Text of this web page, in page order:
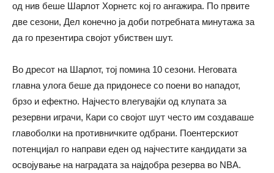
од нив беше Шарлот Хорнетс кој го ангажира. По првите
две сезони, Дел конечно ја доби потребната минутажа за
да го презентира својот убиствен шут.
Во дресот на Шарлот, тој помина 10 сезони. Неговата
главна улога беше да придонесе со поени во нападот,
брзо и ефектно. Најчесто влегувајќи од клупата за
резервни играчи, Кари со својот шут често им создаваше
главоболки на противничките одбрани. Поентерскиот
потенцијал го направи еден од најчестите кандидати за
освојување на наградата за најдобра резерва во NBA.